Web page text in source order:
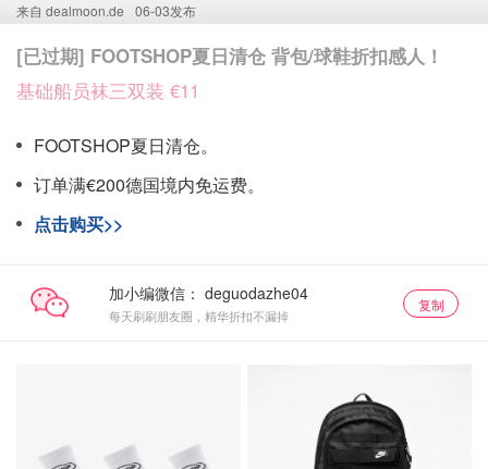
来自 dealmoon.de 06-03发布
[已过期] FOOTSHOP夏日清仓 背包/球鞋折扣感人！
基础船员袜三双装 €11
FOOTSHOP夏日清仓。
订单满€200德国境内免运费。
点击购买>>
加小编微信：
每天刷刷朋友圈，精华折扣不漏掉
复制